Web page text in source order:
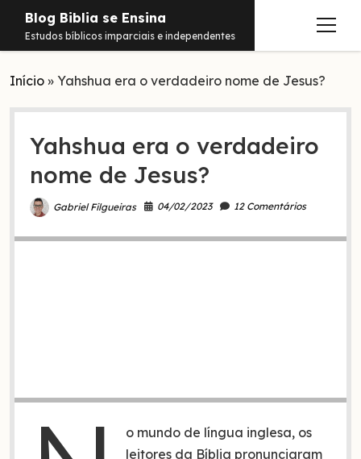
Blog Biblia se Ensina
Estudos bíblicos imparciais e independentes
abrir
Estudos
Notificações
Conteúdos abrir
menu
Livros
PDFs
Hebraico
Contato
Sobre
Início »Yahshua era o verdadeiro nome de Jesus?
Yahshua era o verdadeiro
nome de Jesus?
Gabriel Filgueiras 04/02/2023 12 Comentários
o mundo de língua inglesa, os
leitores da Bíblia pronunciaram